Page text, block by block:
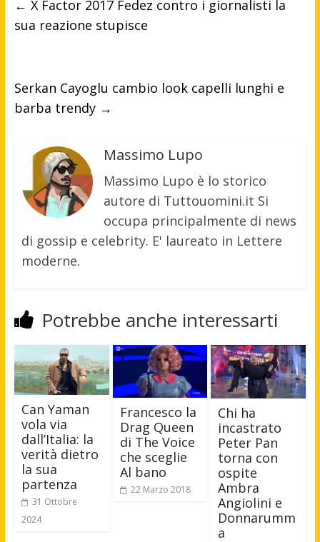
← X Factor 2017 Fedez contro i giornalisti la
sua reazione stupisce
Serkan Cayoglu cambio look capelli lunghi e
barba trendy →
Massimo Lupo
Massimo Lupo è lo storico
autore di Tuttouomini.it Si
occupa principalmente di news
di gossip e celebrity. E' laureato in Lettere
moderne.
Potrebbe anche interessarti
Can Yaman
vola via
dall’Italia: la
verità dietro
la sua
partenza
31 Ottobre
2024
Francesco la
Drag Queen
di The Voice
che sceglie
Al bano
22 Marzo 2018
Chi ha
incastrato
Peter Pan
torna con
ospite
Ambra
Angiolini e
Donnarumm
a